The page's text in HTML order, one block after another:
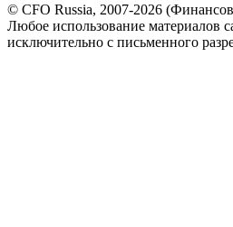
© CFO Russia, 2007-2026
Любое использование материалов
исключительно с письменного